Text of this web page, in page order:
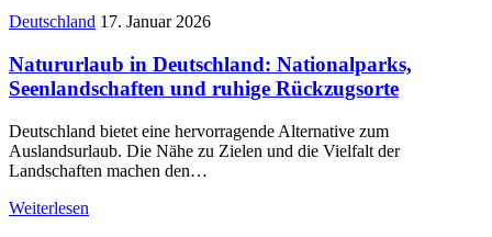
Deutschland 17. Januar 2026
Natururlaub in Deutschland: Nationalparks,
Seenlandschaften und ruhige Rückzugsorte
Deutschland bietet eine hervorragende Alternative zum
Auslandsurlaub. Die Nähe zu Zielen und die Vielfalt der
Landschaften machen den…
Weiterlesen